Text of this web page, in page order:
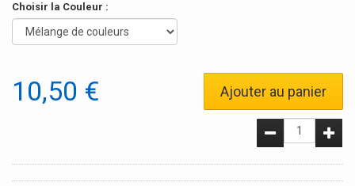
Choisir la Couleur :
10,50 € Ajouter au panier